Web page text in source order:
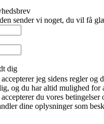
sender vi noget, du vil få
dig
jeg sidens regler og
og du har altid mulighed for
du vores betingelser
dine oplysninger som